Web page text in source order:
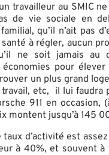
travailleur au SMIC
de vie sociale en
qu’il n’ait pas
à régler, aucun
ne soit jamais au
économies pour
un plus grand
etc, il lui faudra
911 en occasion,
montent jusqu’à 145
taux d’activité est
à 40%, et souvent à